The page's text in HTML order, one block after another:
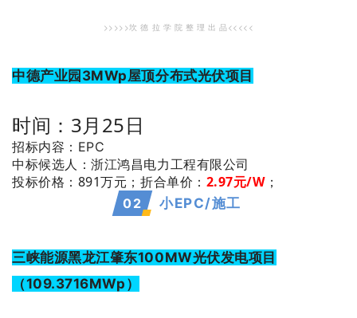
>>>>>坎 德 拉 学 院 整 理 出 品<<<<<
中德产业园3MWp屋顶分布式光伏项目
时间：3月25日
招标内容：EPC
中标候选人 ：浙江鸿昌电力工程有限公司
投标价格：891万元； 折合单价： 2.97元/W；
02 小EPC/施工
三峡能源黑龙江肇东100MW光伏发电项目
（109.3716MWp）